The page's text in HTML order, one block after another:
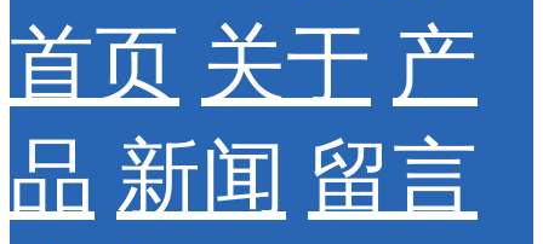
首页 关于 产
品 新闻 留言